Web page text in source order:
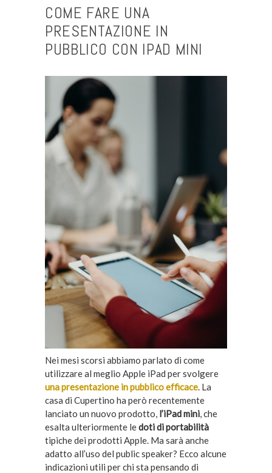
COME FARE UNA
PRESENTAZIONE IN
PUBBLICO CON IPAD MINI
Nei mesi scorsi abbiamo parlato di come
utilizzare al meglio Apple iPad per svolgere
una presentazione in pubblico efficace. La
casa di Cupertino ha però recentemente
lanciato un nuovo prodotto, l’iPad mini, che
esalta ulteriormente ledoti di portabilità
tipiche dei prodotti Apple. Ma sarà anche
adatto all’uso del public speaker? Ecco alcune
indicazioni utili per chi sta pensando di